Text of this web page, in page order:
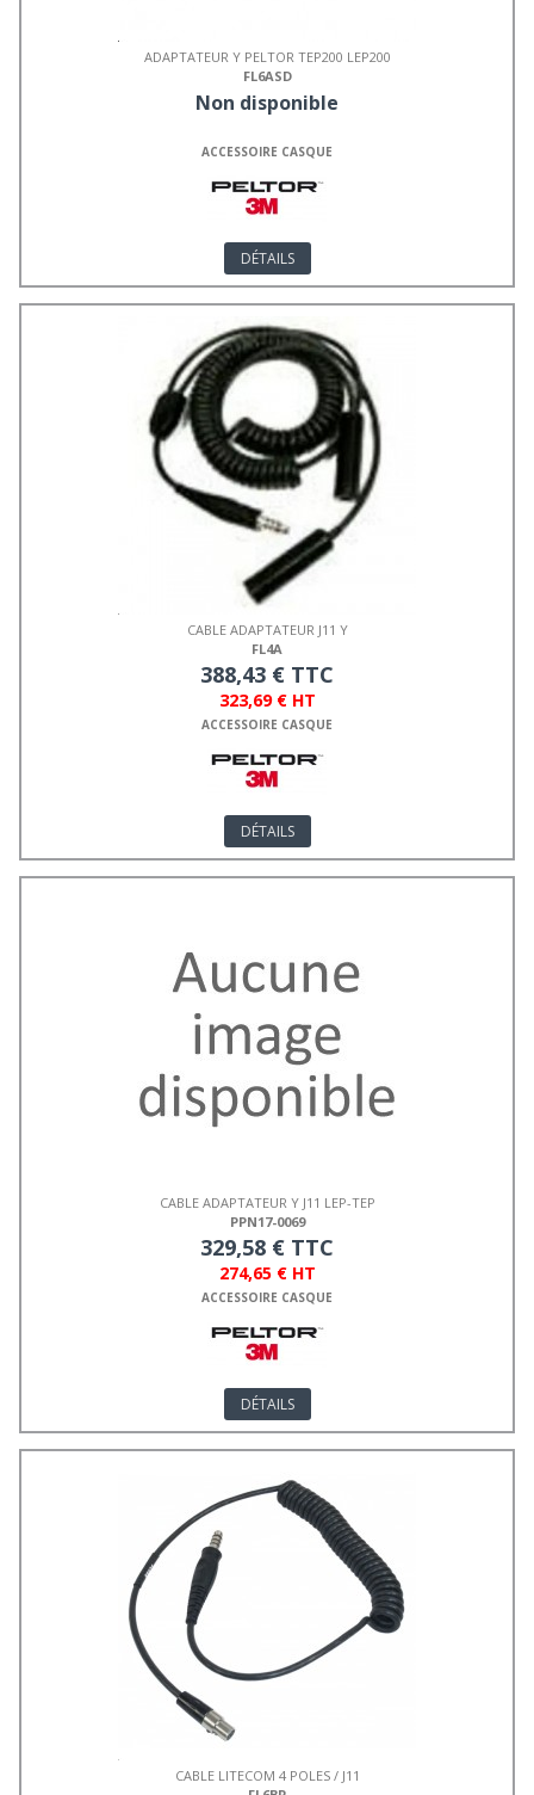
ADAPTATEUR Y PELTOR TEP200 LEP200
FL6ASD
Non disponible
ACCESSOIRE CASQUE
DÉTAILS
CABLE ADAPTATEUR J11 Y
FL4A
388,43 € TTC
323,69 € HT
ACCESSOIRE CASQUE
DÉTAILS
CABLE ADAPTATEUR Y J11 LEP-TEP
PPN17-0069
329,58 € TTC
274,65 € HT
ACCESSOIRE CASQUE
DÉTAILS
CABLE LITECOM 4 POLES / J11